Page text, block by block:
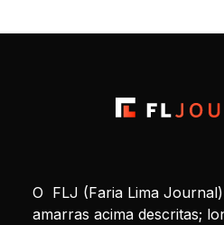
O FLJ (Faria Lima
amarras acima descritas;